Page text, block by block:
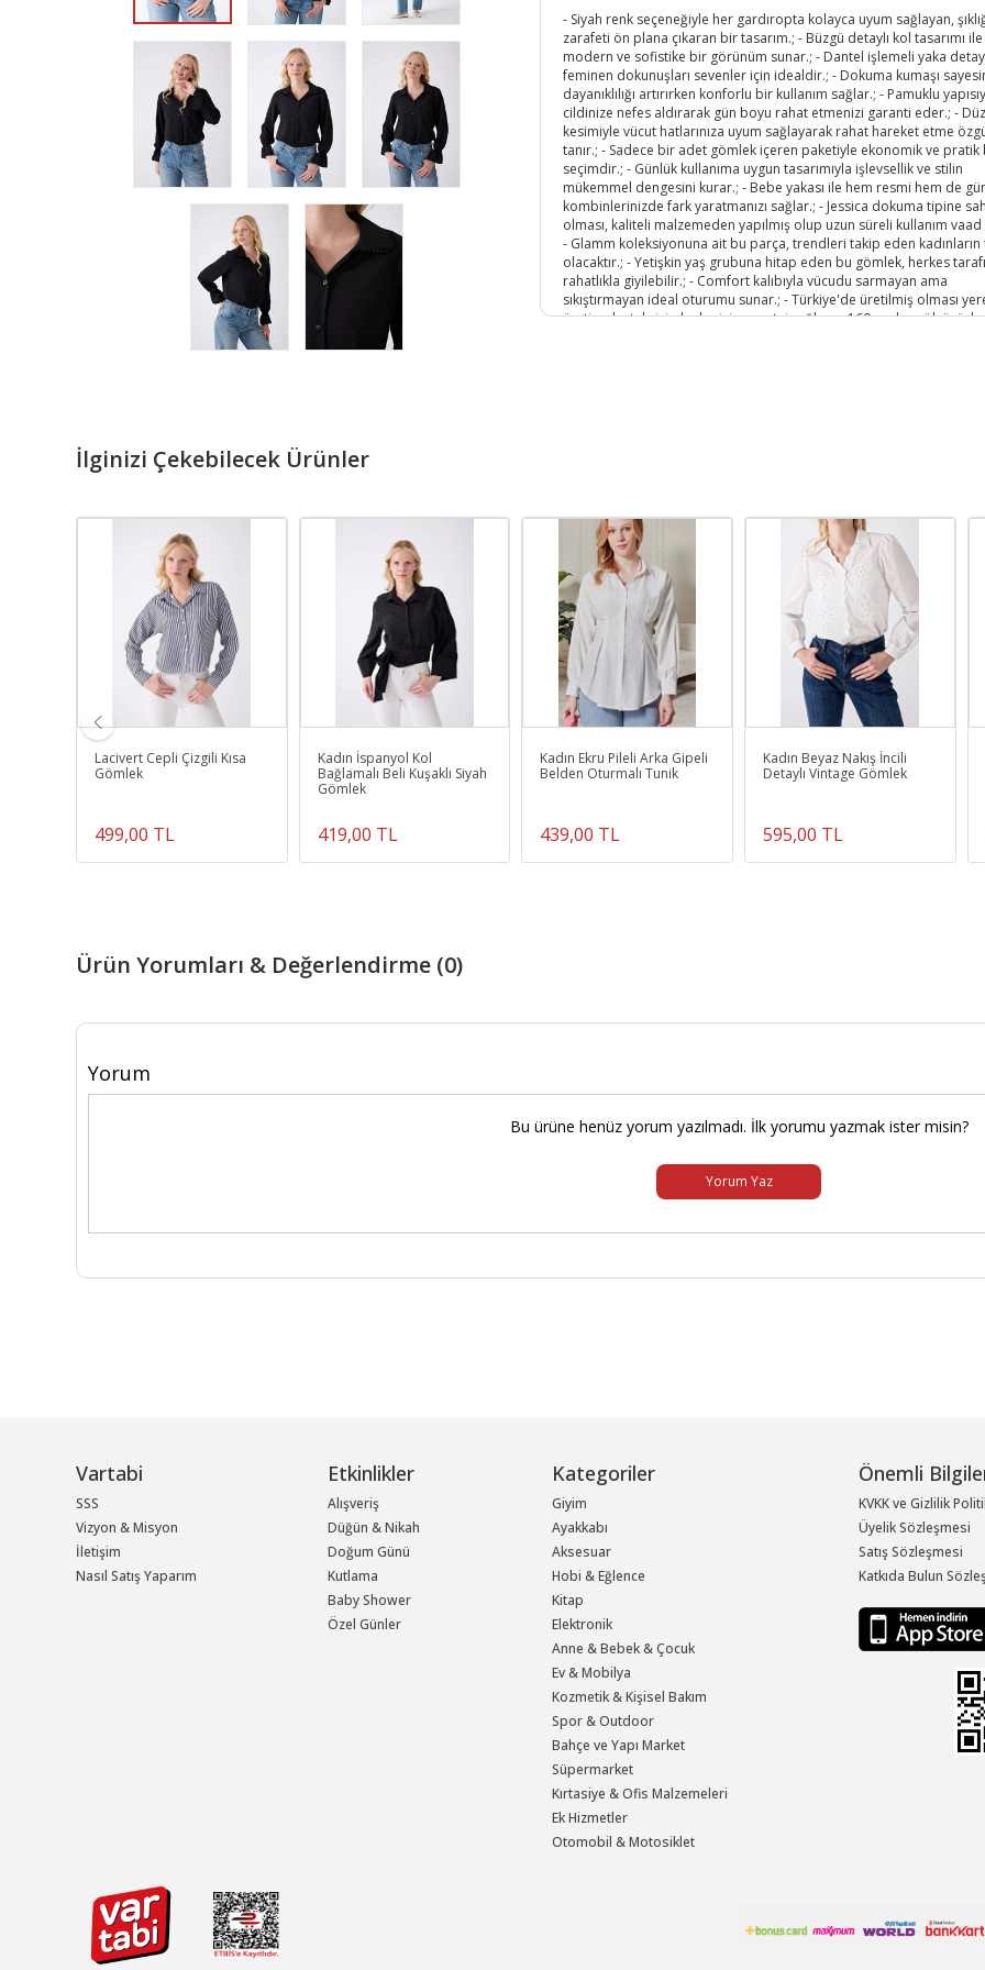
- Siyah renk seçeneğiyle her gardıropta kolayca uyum sağlayan,
zarafeti ön plana çıkaran bir tasarım.; - Büzgü detaylı kol tasarımı ile
modern ve sofistike bir görünüm sunar.; - Dantel işlemeli yaka
feminen dokunuşları sevenler için idealdir.; - Dokuma kumaşı
dayanıklılığı artırırken konforlu bir kullanım sağlar.; - Pamuklu
cildinize nefes aldırarak gün boyu rahat etmenizi garanti eder.; - Düz
kesimiyle vücut hatlarınıza uyum sağlayarak rahat hareket etme
tanır.; - Sadece bir adet gömlek içeren paketiyle ekonomik ve pratik
seçimdir.; - Günlük kullanıma uygun tasarımıyla işlevsellik ve stilin
mükemmel dengesini kurar.; - Bebe yakası ile hem resmi hem de
kombinlerinizde fark yaratmanızı sağlar.; - Jessica dokuma tipine
olması, kaliteli malzemeden yapılmış olup uzun süreli kullanım
- Glamm koleksiyonuna ait bu parça, trendleri takip eden kadınların
olacaktır.; - Yetişkin yaş grubuna hitap eden bu gömlek, herkes
rahatlıkla giyilebilir.; - Comfort kalıbıyla vücudu sarmayan ama
sıkıştırmayan ideal oturumu sunar.; - Türkiye'de üretilmiş olması
üretim destekçisi olanlar için avantaj sağlar.; - 160 cm boy ölçüsüyle
İlginizi Çekebilecek Ürünler
Lacivert Cepli Çizgili Kısa
Gömlek
499,00 TL
Kadın İspanyol Kol
Bağlamalı Beli Kuşaklı Siyah
Gömlek
419,00 TL
Kadın Ekru Pileli Arka Gipeli
Belden Oturmalı Tunik
439,00 TL
Kadın Beyaz Nakış İncili
Detaylı Vintage Gömlek
595,00 TL
Ürün Yorumları & Değerlendirme (0)
Yorum
Bu ürüne henüz yorum yazılmadı. İlk yorumu yazmak ister misin?
Yorum Yaz
Vartabi
SSS
Vizyon & Misyon
İletişim
Nasıl Satış Yaparım
Etkinlikler
Alışveriş
Düğün & Nikah
Doğum Günü
Kutlama
Baby Shower
Özel Günler
Kategoriler
Giyim
Ayakkabı
Aksesuar
Hobi & Eğlence
Kitap
Elektronik
Anne & Bebek & Çocuk
Ev & Mobilya
Kozmetik & Kişisel Bakım
Spor & Outdoor
Bahçe ve Yapı Market
Süpermarket
Kırtasiye & Ofis Malzemeleri
Ek Hizmetler
Otomobil & Motosiklet
Önemli
KVKK ve Gizlilik
Üyelik Sözleşmesi
Satış Sözleşmesi
Katkıda Bulun